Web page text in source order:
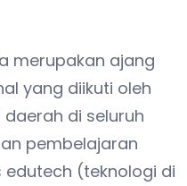
merupakan ajang
yang diikuti oleh
di seluruh
pembelajaran
(teknologi di